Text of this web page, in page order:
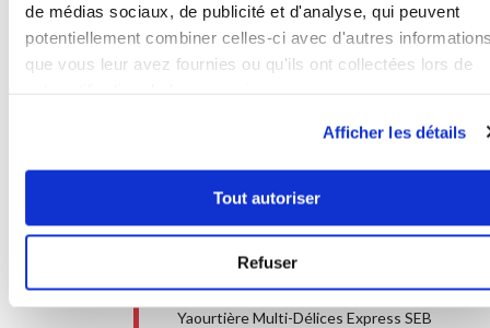
de médias sociaux, de publicité et d'analyse, qui peuvent
potentiellement combiner celles-ci avec d'autres
que vous leur avez fournies ou qu'ils ont collectées lors de
Afficher les détails
Tout autoriser
Refuser
pots, mettre des couvercles aux
emplacements vides. Programme 5
yaourtière 3 programmes). Le
pour les desserts moelleux. Laissez
pourrez éventuellement les
accompagner d'une délicieuse crème
anglaise à la vanille ou d'une boule de
rouges, pourquoi pas. Bonne
dégustation ! Yaourtière utilisée :
Yaourtière Multi-Délices Express SEB